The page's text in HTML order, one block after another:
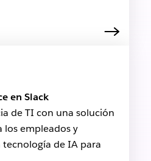
en Slack
de TI con una solución
los empleados y
de IA para